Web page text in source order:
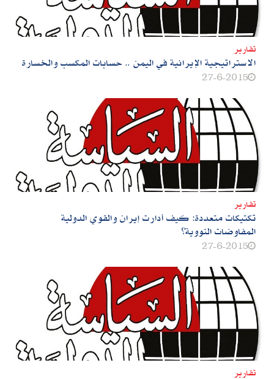
تقارير
الاستراتيجية الإيرانية في اليمن‮ .. ‬حسابات المكسب والخسارة
27-6-2015
تقارير
تكتيكات متعددة‮:‬ كيف أدارت إيران والقوي الدولية
المفاوضات النووية؟
27-6-2015
تقارير